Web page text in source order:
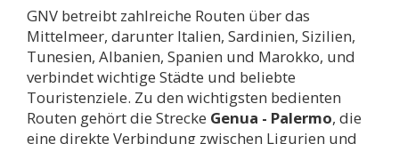
GNV betreibt zahlreiche Routen über das
Mittelmeer, darunter Italien, Sardinien, Sizilien,
Tunesien, Albanien, Spanien und Marokko, und
verbindet wichtige Städte und beliebte
Touristenziele. Zu den wichtigsten bedienten
Routen gehört die Strecke Genua - Palermo, die
eine direkte Verbindung zwischen Ligurien und